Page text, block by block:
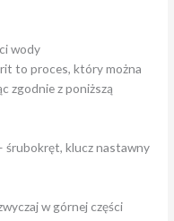
wody
to proces, który można
zgodnie z poniższą
śrubokręt, klucz nastawny
w górnej części